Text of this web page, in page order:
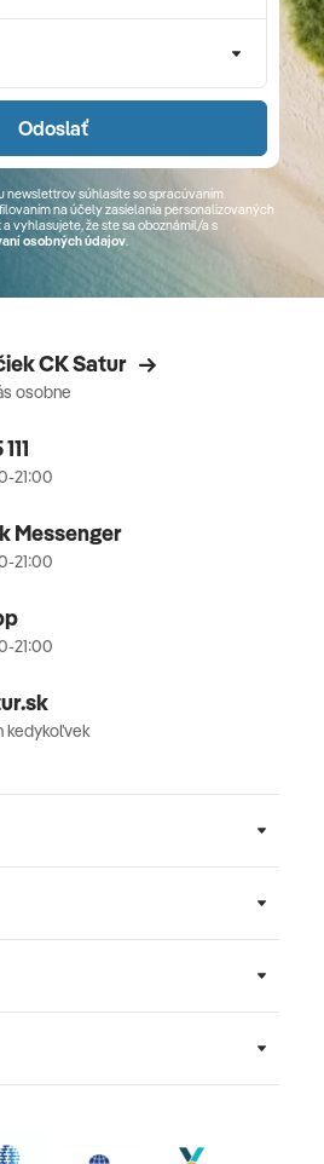
Odoslať
newslettrov súhlasíte so spracúvaním
na účely zasielania personalizovaných
vyhlasujete, že ste sa oboznámil/a s
osobných údajov.
CK Satur
osobne
21:00
Messenger
21:00
21:00
kedykoľvek